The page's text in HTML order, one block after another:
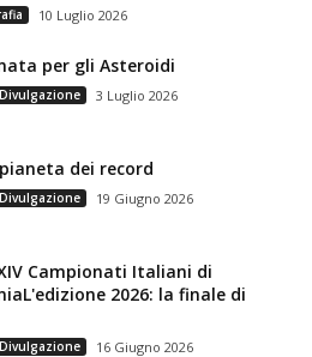
10 Luglio 2026
per gli Asteroidi
3 Luglio 2026
dei record
19 Giugno 2026
Campionati Italiani di
2026: la finale di
16 Giugno 2026